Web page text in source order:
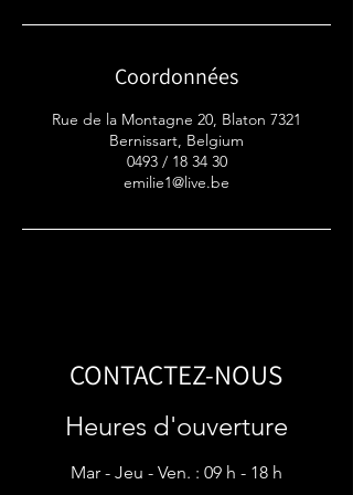
Coordonnées
Rue de la Montagne 20, Blaton 7321
Bernissart, Belgium
0493 / 18 34 30
emilie1@live.be
CONTACTEZ-NOUS
Heures d'ouverture
Mar - Jeu - Ven. : 09 h - 18 h